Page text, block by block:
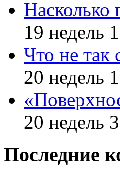
Насколько
19 недель
Что не
20 недель
20 недель
Последние